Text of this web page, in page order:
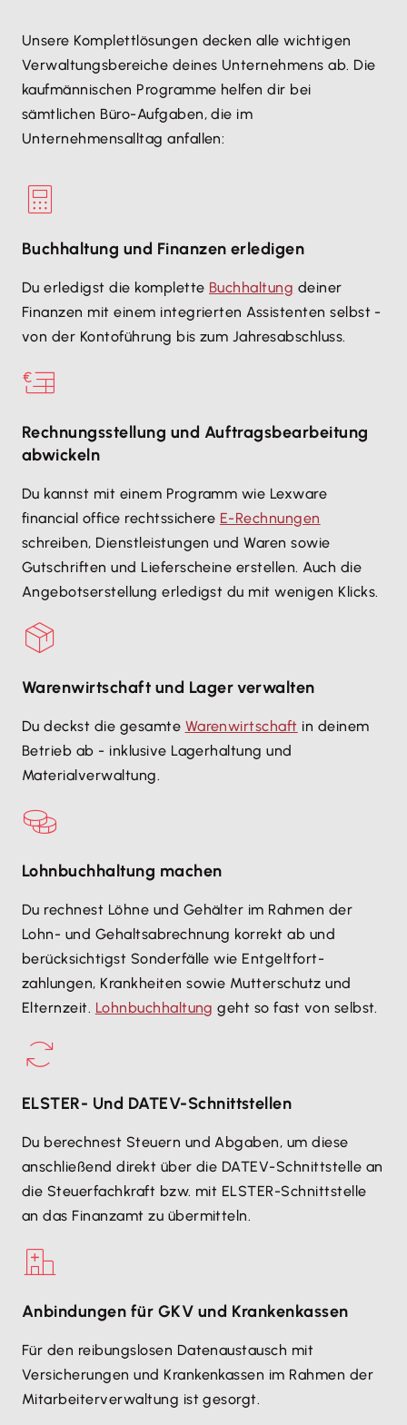
Unsere Komplettlösungen decken alle wichtigen
Verwaltungsbereiche deines Unternehmens ab. Die
kaufmännischen Programme helfen dir bei
sämtlichen Büro-Aufgaben, die im
Unternehmensalltag anfallen:
Buchhaltung und Finanzen erledigen
Du erledigst die komplette Buchhaltung deiner
Finanzen mit einem integrierten Assistenten selbst -
von der Kontoführung bis zum Jahresabschluss.
Rechnungsstellung und Auftragsbearbeitung
abwickeln
Du kannst mit einem Programm wie Lexware
financial office rechtssichere E-Rechnungen
schreiben, Dienstleistungen und Waren sowie
Gutschriften und Lieferscheine erstellen. Auch die
Angebotserstellung erledigst du mit wenigen Klicks.
Warenwirtschaft und Lager verwalten
Du deckst die gesamte Warenwirtschaft in deinem
Betrieb ab - inklusive Lagerhaltung und
Materialverwaltung.
Lohnbuchhaltung machen
Du rechnest Löhne und Gehälter im Rahmen der
Lohn- und Gehaltsabrechnung korrekt ab und
berücksichtigst Sonderfälle wie Entgeltfort-
zahlungen, Krankheiten sowie Mutterschutz und
Elternzeit. Lohnbuchhaltung geht so fast von selbst.
ELSTER- Und DATEV-Schnittstellen
Du berechnest Steuern und Abgaben, um diese
anschließend direkt über die DATEV-Schnittstelle an
die Steuerfachkraft bzw. mit ELSTER-Schnittstelle
an das Finanzamt zu übermitteln.
Anbindungen für GKV und Krankenkassen
Für den reibungslosen Datenaustausch mit
Versicherungen und Krankenkassen im Rahmen der
Mitarbeiterverwaltung ist gesorgt.